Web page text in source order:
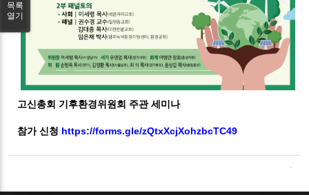
고신총회 기후환경위원회 주관 세미나
참가 신청 https://forms.gle/zQtxXcjXohzbcTC49
목록
열기